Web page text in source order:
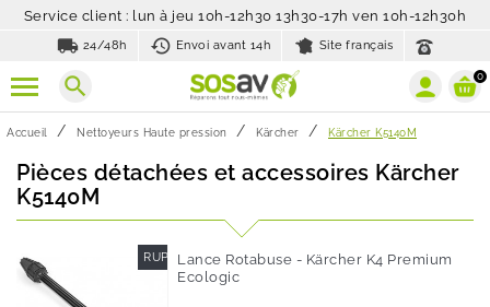
Service client : lun à jeu 10h-12h30 13h30-17h ven 10h-12h30h
local_shipping 24/48h history_toggle_off
Envoi avant 14h Site français
search 0
Accueil Nettoyeurs Haute pression Kärcher Kärcher K5140M
Pièces détachées et accessoires Kärcher
K5140M
RUPTURE DE STOCK
Lance Rotabuse - Kärcher K4 Premium
Ecologic